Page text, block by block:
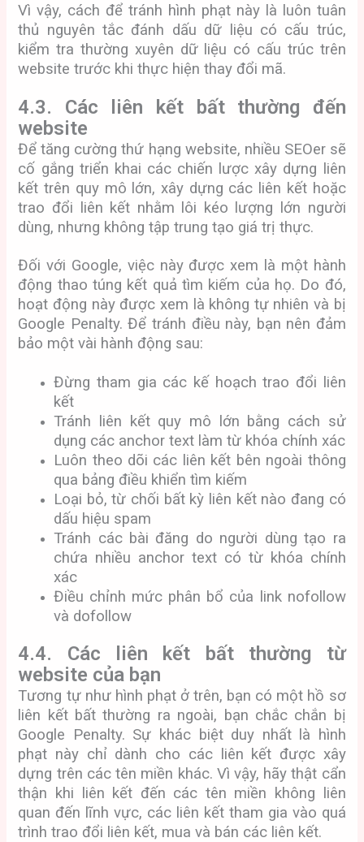
Vì vậy, cách để tránh hình phạt này là luôn tuân
thủ nguyên tắc đánh dấu dữ liệu có cấu trúc,
kiểm tra thường xuyên dữ liệu có cấu trúc trên
website trước khi thực hiện thay đổi mã.
4.3. Các liên kết bất thường đến
website
Để tăng cường thứ hạng website, nhiều SEOer sẽ
cố gắng triển khai các chiến lược xây dựng liên
kết trên quy mô lớn, xây dựng các liên kết hoặc
trao đổi liên kết nhằm lôi kéo lượng lớn người
dùng, nhưng không tập trung tạo giá trị thực.
Đối với Google, việc này được xem là một hành
động thao túng kết quả tìm kiếm của họ. Do đó,
hoạt động này được xem là không tự nhiên và bị
Google Penalty. Để tránh điều này, bạn nên đảm
bảo một vài hành động sau:
Đừng tham gia các kế hoạch trao đổi liên
kết
Tránh liên kết quy mô lớn bằng cách sử
dụng các anchor text làm từ khóa chính xác
Luôn theo dõi các liên kết bên ngoài thông
qua bảng điều khiển tìm kiếm
Loại bỏ, từ chối bất kỳ liên kết nào đang có
dấu hiệu spam
Tránh các bài đăng do người dùng tạo ra
chứa nhiều anchor text có từ khóa chính
xác
Điều chỉnh mức phân bổ của link nofollow
và dofollow
4.4. Các liên kết bất thường từ
website của bạn
Tương tự như hình phạt ở trên, bạn có một hồ sơ
liên kết bất thường ra ngoài, bạn chắc chắn bị
Google Penalty. Sự khác biệt duy nhất là hình
phạt này chỉ dành cho các liên kết được xây
dựng trên các tên miền khác. Vì vậy, hãy thật cẩn
thận khi liên kết đến các tên miền không liên
quan đến lĩnh vực, các liên kết tham gia vào quá
trình trao đổi liên kết, mua và bán các liên kết.